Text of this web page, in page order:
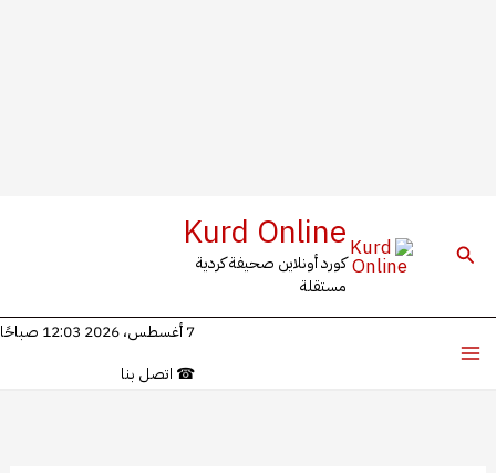
البحث Kurd Online
كورد أونلاين صحيفة كردية
مستقلة
7 أغسطس، 2026 12:03 صباحًا
☎ اتصل بنا